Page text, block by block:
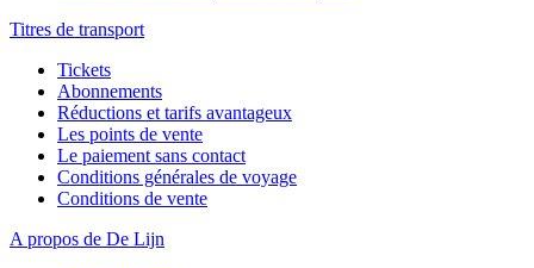
Titres de transport
Tickets
Abonnements
Réductions et tarifs avantageux
Les points de vente
Le paiement sans contact
Conditions générales de voyage
Conditions de vente
A propos de De Lijn